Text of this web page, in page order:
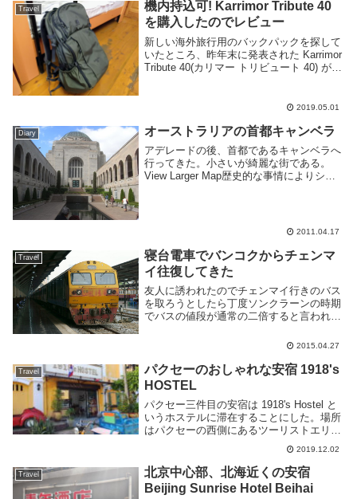
Travel
機内持込可! Karrimor Tribute 40
を購入したのでレビュー
新しい海外旅行用のバックパックを探して
いたところ、昨年末に発表された Karrimor
Tribute 40(カリマー トリビュート 40) が旅
2019.05.01
Diary オーストラリアの首都キャンベラ
アデレードの後、首都であるキャンベラへ
行ってきた。小さいが綺麗な街である。
View Larger Map歴史的な事情によりシド
2011.04.17
Travel
寝台電車でバンコクからチェンマ
イ往復してきた
友人に誘われたのでチェンマイ行きのバス
を取ろうとしたら丁度ソンクラーンの時期
でバスの値段が通常の二倍すると言われ
正規の値段でチケットが取れたので電車で
電車タイの長距...
2015.04.27
Travel
パクセーのおしゃれな安宿 1918's
HOSTEL
パクセー三件目の安宿は 1918's Hostel と
いうホステルに滞在することにした。場所
はパクセーの西側にあるツーリストエリア
にある。周りには飯屋やコンビニ、市場、
旅行代理店など色々あるので便利だ。外観
も内装もオシャレな感じ。特に共有ス...
2019.12.02
Travel
北京中心部、北海近くの安宿
Beijing Sunrise Hotel Beihai